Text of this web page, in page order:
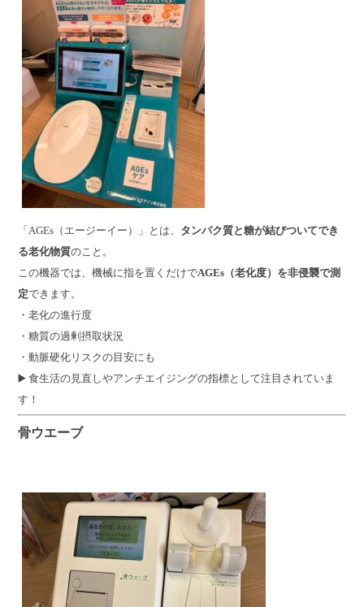
「AGEs（エージーイー）」とは、 タンパク質と糖が結びついてでき
る老化物質のこと。
この機器では、機械に指を置くだけでAGEs（老化度）を非侵襲で測
定できます。
・老化の進行度
・糖質の過剰摂取状況
・動脈硬化リスクの目安にも
▶️ 食生活の見直しやアンチエイジングの指標として注目されていま
す！
骨ウエーブ